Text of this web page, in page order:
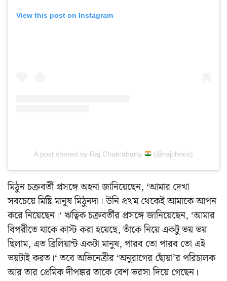
View this post on Instagram
A post shared by Raj Chakrabarty (@rajchoco)
মিঠুন চক্রবর্তী প্রসঙ্গে অহনা জানিয়েছেন, ‘আমার দেখা
সবচেয়ে মিষ্টি মানুষ মিঠুনদা। উনি প্রথম থেকেই আমাকে আপন
করে নিয়েছেন।‘ ঋত্বিক চক্রবর্তীর প্রসঙ্গে জানিয়েছেন, ‘আমার
বিপরীতে যাকে কাস্ট করা হয়েছে, তাঁকে নিয়ে একটু ভয় ভয়
ছিলাম, এত ব্রিলিয়ান্ট একটা মানুষ, পারব তো পারব তো এই
ভয়টাই করত।‘ তবে অভিনেত্রীর ‘অনুরাগের ছোঁয়া’র পরিচালক
আর তার প্রেমিক দীপঙ্কর তাকে বেশ ভরসা দিয়ে গেছেন।